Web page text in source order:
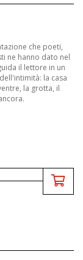
che poeti,
ne hanno dato nel
il lettore in un
la casa
la grotta, il